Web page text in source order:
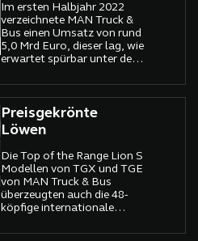
Im ersten Halbjahr 2022
verzeichnete MAN Truck &
Bus einen Umsatz von rund
5,0 Mrd Euro, dieser lag, wie
erwartet spürbar unter dem
Preisgekrönte
Löwen
Die Top of the Range Lion S
Modellen von TGX und TGE
von MAN Truck & Bus
überzeugten auch die 48-
köpfige internationale
Design Award 2022: